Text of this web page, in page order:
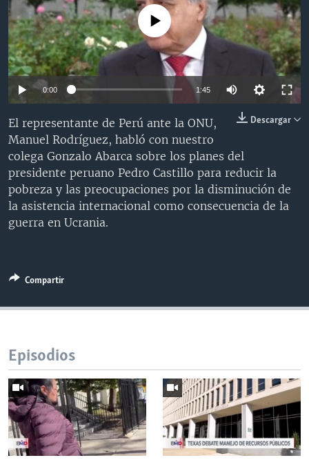
VENEZUELA
BRASIL
NICARAGUA
ECONOMÍA
ENTRETENIMIENTO Y CULTURA
TECNOLOGÍA
DEPORTES
MULTIMEDIA
VIDEOS
FOTOGRAFÍA
AUDIOS
PROGRAMAS TV
EL MUNDO AL DÍA
FORO INTERAMERICANO
LAS CLAVES
PANORAMA
RADIO
AVANCE INFORMATIVO
BUENOS DÍAS AMÉRICA
ESTADOS UNIDOS AL DÍA
EL MUNDO AL DÍA [RADIO]
FORO [RADIO]
ENTRETENIMIENTO
DIRECT
Learning English
SÍGANOS
No media source currently available
0:00 1:45
Descargar
El representante de Perú ante la ONU,
Manuel Rodríguez, habló con nuestro
colega Gonzalo Abarca sobre los planes del
presidente peruano Pedro Castillo para reducir la
pobreza y las preocupaciones por la disminución de
la asistencia internacional como consecuencia de la
guerra en Ucrania.
Compartir
Episodios